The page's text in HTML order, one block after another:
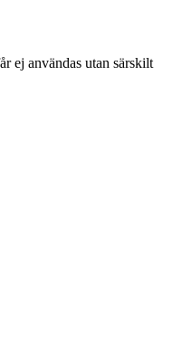
ej användas utan särskilt